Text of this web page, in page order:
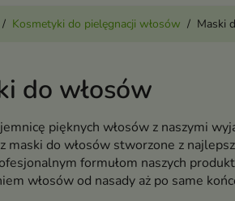
Kosmetyki do pielęgnacji włosów Maski
do włosów
pięknych włosów z naszymi
maski do włosów stworzone z
formułom naszych
włosów od nasady aż po same